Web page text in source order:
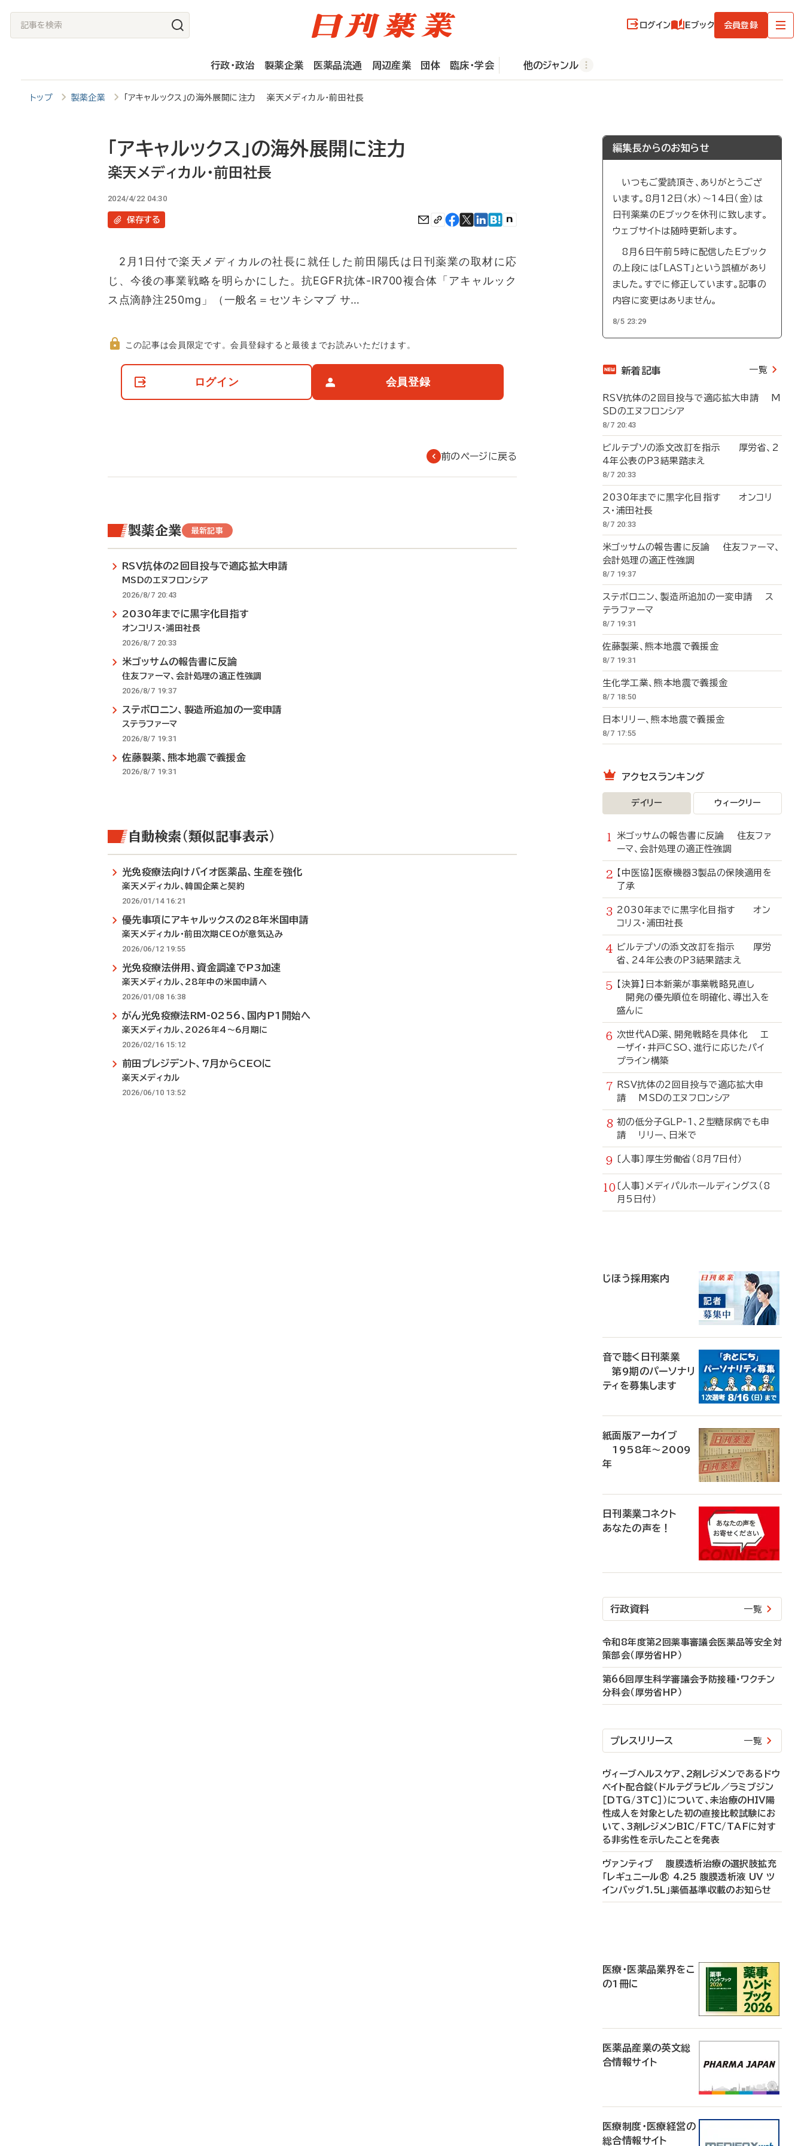
記
事
検
ログイン Eブック 会員登録
行政・政治 製薬企業 医薬品流通 周辺産業 団体 臨床・学会 他のジャンル
トップ 製薬企業 「アキャルックス」の海外展開に注力 楽天メディカル・前田社長
「アキャルックス」の海外展開に注力
楽天メディカル・前田社長
2024/4/22 04:30
保存する
2月1日付で楽天メディカルの社長に就任した前田陽氏は日刊薬業の取材に応
じ、今後の事業戦略を明らかにした。抗EGFR抗体-IR700複合体「アキャルック
ス点滴静注250mg」（一般名＝セツキシマブ サ…
て
この記事は会員限定です。会員登録すると最後までお読みいただけます。
ログイン 会員登録
前のページに戻る
製薬企業 最新記事
RSV抗体の2回目投与で適応拡大申請
MSDのエヌフロンシア
2026/8/7 20:43
2030年までに黒字化目指す
オンコリス・浦田社長
2026/8/7 20:33
米ゴッサムの報告書に反論
住友ファーマ、会計処理の適正性強調
2026/8/7 19:37
ステボロニン、製造所追加の一変申請
ステラファーマ
2026/8/7 19:31
佐藤製薬、熊本地震で義援金
2026/8/7 19:31
自動検索（類似記事表示）
光免疫療法向けバイオ医薬品、生産を強化
楽天メディカル、韓国企業と契約
2026/01/14 16:21
優先事項にアキャルックスの28年米国申請
楽天メディカル・前田次期CEOが意気込み
2026/06/12 19:55
光免疫療法併用、資金調達でP3加速
楽天メディカル、28年中の米国申請へ
2026/01/08 16:38
がん光免疫療法RM-0256、国内P1開始へ
楽天メディカル、2026年4～6月期に
2026/02/16 15:12
前田プレジデント、7月からCEOに
楽天メディカル
2026/06/10 13:52
編集長からのお知らせ
いつもご愛読頂き、ありがとうござ
います。8月12日（水）～14日（金）は
日刊薬業のEブックを休刊に致します。
ウェブサイトは随時更新します。
8月6日午前5時に配信したEブック
の上段には「LAST」という誤植があり
ました。すでに修正しています。記事の
内容に変更はありません。
8/5 23:29
新着記事 一覧
RSV抗体の2回目投与で適応拡大申請 M
SDのエヌフロンシア
8/7 20:43
ビルテプソの添文改訂を指示 厚労省、2
4年公表のP3結果踏まえ
8/7 20:33
2030年までに黒字化目指す オンコリ
ス・浦田社長
8/7 20:33
米ゴッサムの報告書に反論 住友ファーマ、
会計処理の適正性強調
8/7 19:37
ステボロニン、製造所追加の一変申請 ス
テラファーマ
8/7 19:31
佐藤製薬、熊本地震で義援金
8/7 19:31
生化学工業、熊本地震で義援金
8/7 18:50
日本リリー、熊本地震で義援金
8/7 17:55
アクセスランキング
デイリー ウィークリー
米ゴッサムの報告書に反論 住友ファ
ーマ、会計処理の適正性強調
【中医協】医療機器3製品の保険適用を
了承
2030年までに黒字化目指す オン
コリス・浦田社長
ビルテプソの添文改訂を指示 厚労
省、24年公表のP3結果踏まえ
【決算】日本新薬が事業戦略見直し
開発の優先順位を明確化、導出入を
盛んに
次世代AD薬、開発戦略を具体化 エ
ーザイ・井戸CSO、進行に応じたパイ
プライン構築
RSV抗体の2回目投与で適応拡大申
請 MSDのエヌフロンシア
初の低分子GLP-1、2型糖尿病でも申
請 リリー、日米で
〔人事〕厚生労働省（8月7日付）
〔人事〕メディパルホールディングス（8
月5日付）
じほう採用案内
音で聴く日刊薬業
第9期のパーソナリ
ティを募集します
紙面版アーカイブ
1958年～2009
年
日刊薬業コネクト
あなたの声を！
行政資料 一覧
令和8年度第2回薬事審議会医薬品等安全対
策部会（厚労省HP）
第66回厚生科学審議会予防接種・ワクチン
分科会（厚労省HP）
プレスリリース 一覧
ヴィーブヘルスケア、2剤レジメンであるドウ
ベイト配合錠（ドルテグラビル／ラミブジン
［DTG/3TC］）について、未治療のHIV陽
性成人を対象とした初の直接比較試験にお
いて、3剤レジメンBIC/FTC/TAFに対す
る非劣性を示したことを発表
ヴァンティブ 腹膜透析治療の選択肢拡充
「レギュニール® 4.25 腹膜透析液 UV ツ
インバッグ1.5L」薬価基準収載のお知らせ
医療・医薬品業界をこ
の1冊に
医薬品産業の英文総
合情報サイト
医療制度・医療経営の
総合情報サイト